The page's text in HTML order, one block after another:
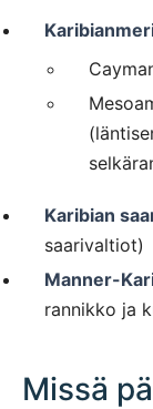
Karibian
saarivaltiot)
Manner-
rannikko ja
Missä